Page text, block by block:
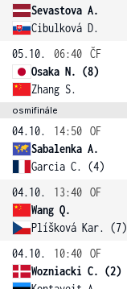
Sevastova A.
Cibulková D.
05.10.
06:40 ČF
Osaka N. (8)
Zhang S.
osmifinále
04.10. 14:50 OF
Sabalenka A.
Garcia C. (4)
04.10.
13:40 OF
Wang Q.
Plíšková Kar. (7)
04.10.
10:40 OF
Wozniacki C. (2)